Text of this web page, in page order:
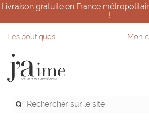
Livraison gratuite en France
!
Les boutiques Mon